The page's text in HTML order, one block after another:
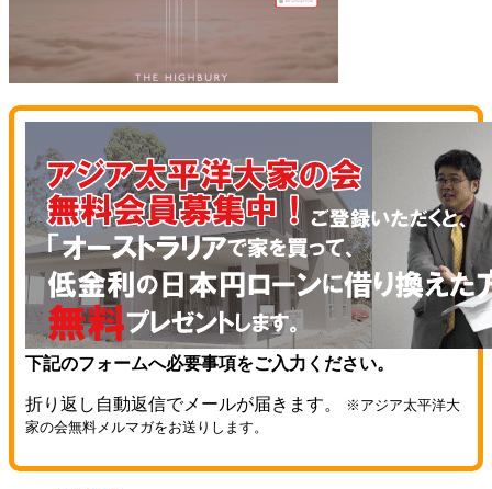
下記のフォームへ必要事項をご入力ください。
折り返し自動返信でメールが届きます。
※アジア太平洋大
家の会無料メルマガをお送りします。